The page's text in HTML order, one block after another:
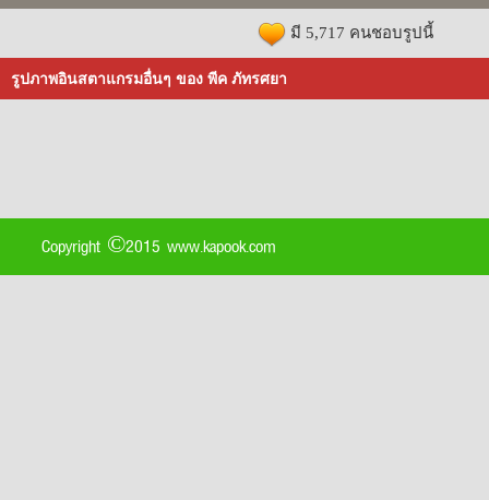
มี 5,717 คนชอบรูปนี้
รูปภาพอินสตาแกรมอื่นๆ ของ พีค ภัทรศยา
Copyright ©2015 www.kapook.com